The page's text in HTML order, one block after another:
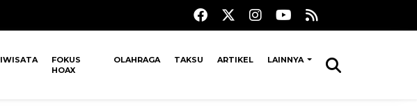
FOKUS
HOAX
OLAHRAGA TAKSU ARTIKEL LAINNYA